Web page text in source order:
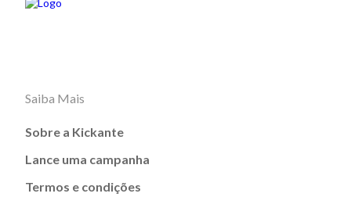
Saiba Mais
Sobre a Kickante
Lance uma campanha
Termos e condições